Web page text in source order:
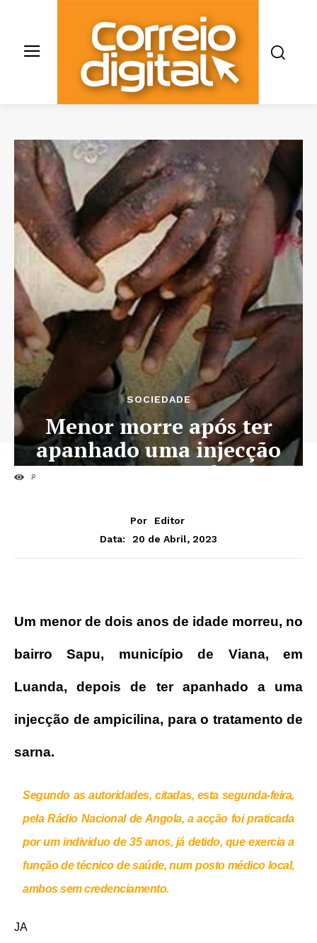
68
SOCIEDADE
Menor morre após ter
apanhado uma injecção
para tratamento de sarna
Por
Editor
Data:
20 de Abril, 2023
Um menor de dois anos de idade morreu, no
bairro Sapu, município de Viana, em
Luanda, depois de ter apanhado a uma
injecção de ampicilina, para o tratamento de
sarna.
Segundo as autoridades, citadas, esta segunda-feira,
pela Rádio Nacional de Angola, a acção foi praticada
por um individuo de 35 anos, já detido, que exercia a
função de técnico de saúde, num posto médico local,
ambos sem credenciamento.
JA